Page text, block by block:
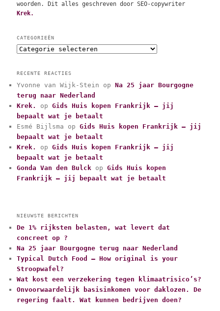
woorden. Dit alles geschreven door SEO-copywriter
Krek.
CATEGORIEËN
C
e
g
o
r
i
e
ë
RECENTE REACTIES
Yvonne van Wijk-Stein opNa 25 jaar Bourgogne
terug naar Nederland
Krek.
opGids Huis kopen Frankrijk – jij
bepaalt wat je betaalt
Esmé Bijlsma opGids Huis kopen Frankrijk – jij
bepaalt wat je betaalt
Krek.
opGids Huis kopen Frankrijk – jij
bepaalt wat je betaalt
Gonda Van den Bulck opGids Huis kopen
Frankrijk – jij bepaalt wat je betaalt
NIEUWSTE BERICHTEN
De 1% rijksten belasten, wat levert dat
concreet op ?
Na 25 jaar Bourgogne terug naar Nederland
Typical Dutch Food – How original is your
Stroopwafel?
Wat kost een verzekering tegen klimaatrisico’s?
Onvoorwaardelijk basisinkomen voor daklozen. De
regering faalt. Wat kunnen bedrijven doen?